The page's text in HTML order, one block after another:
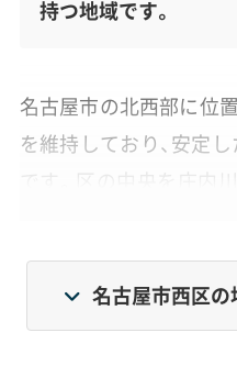
持つ地域です。
名古屋市の北西部に位
を維持しており、安定
です。区の中央を庄内
南部は名古屋駅に近く
む一方、那古野・四間
名古屋市西区